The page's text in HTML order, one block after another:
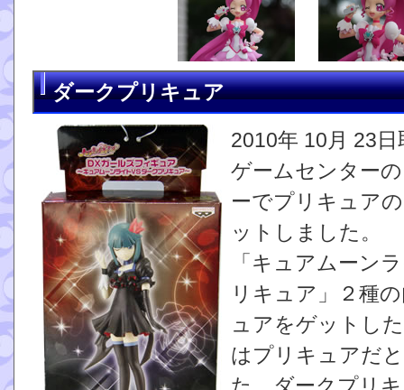
ダークプリキュア
2010年 10月 23日
ゲームセンター
ーでプリキュア
ットしました。
「キュアムーン
リキュア」２種
ュアをゲットし
はプリキュアだ